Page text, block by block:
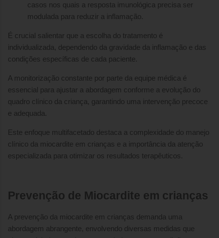
casos nos quais a resposta imunológica precisa ser
modulada para reduzir a inflamação.
É crucial salientar que a escolha do tratamento é
individualizada, dependendo da gravidade da inflamação e das
condições específicas de cada paciente.
A monitorização constante por parte da equipe médica é
essencial para ajustar a abordagem conforme a evolução do
quadro clínico da criança, garantindo uma intervenção precoce
e adequada.
Este enfoque multifacetado destaca a complexidade do manejo
clínico da miocardite em crianças e a importância da atenção
especializada para otimizar os resultados terapêuticos.
Prevenção de Miocardite em crianças
A prevenção da miocardite em crianças demanda uma
abordagem abrangente, envolvendo diversas medidas que